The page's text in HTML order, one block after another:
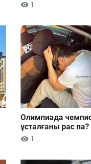
1
Олимпиада
ұсталғаны рас па?
1